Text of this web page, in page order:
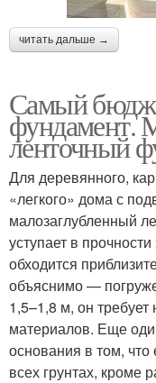
читать дальше →
Самый
фундамент.
ленточный
Для деревянного,
«легкого» дома с
малозаглубленный
уступает в
обходится
объяснимо —
1,5–1,8 м, он
материалов. Еще
основания в том, что
всех грунтах, кроме